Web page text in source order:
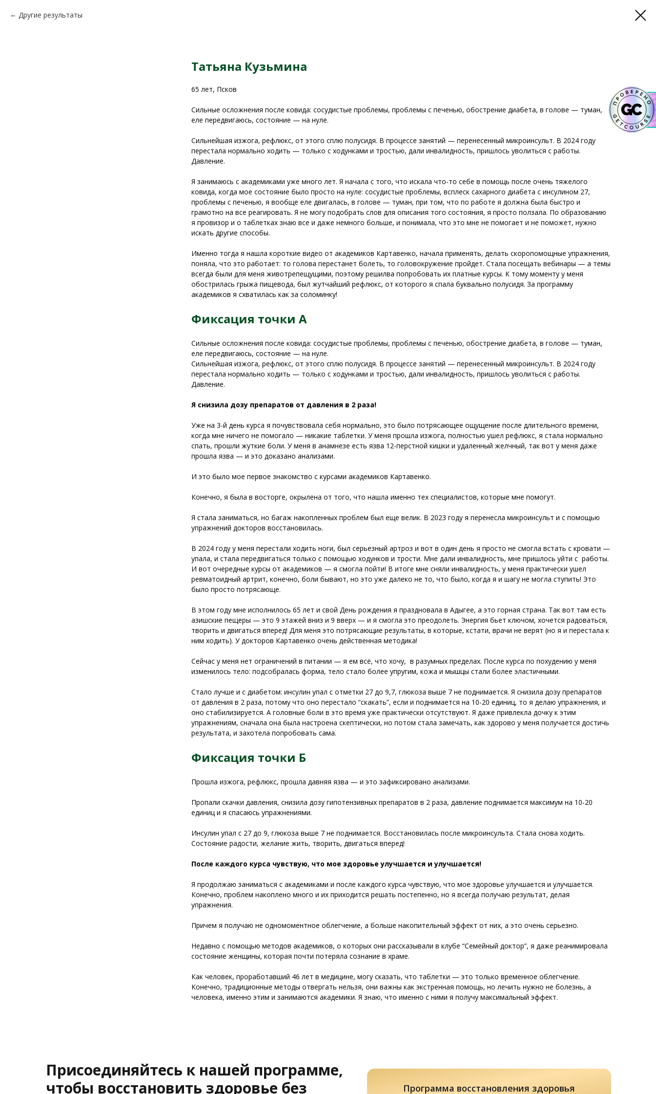
Другие результаты
Татьяна Кузьмина
65 лет, Псков
Сильные осложнения после ковида: сосудистые проблемы, проблемы с печенью, обострение диабета, в голове — туман,
еле передвигаюсь, состояние — на нуле.
Сильнейшая изжога, рефлюкс, от этого сплю полусидя. В процессе занятий — перенесенный микроинсульт. В 2024 году
перестала нормально ходить — только с ходунками и тростью, дали инвалидность, пришлось уволиться с работы.
Давление.
Я занимаюсь с академиками уже много лет. Я начала с того, что искала что-то себе в помощь после очень тяжелого
ковида, когда мое состояние было просто на нуле: сосудистые проблемы, всплеск сахарного диабета с инсулином 27,
проблемы с печенью, я вообще еле двигалась, в голове — туман, при том, что по работе я должна была быстро и
грамотно на все реагировать. Я не могу подобрать слов для описания того состояния, я просто ползала. По образованию
я провизор и о таблетках знаю все и даже немного больше, и понимала, что это мне не помогает и не поможет, нужно
искать другие способы.
Именно тогда я нашла короткие видео от академиков Картавенко, начала применять, делать скоропомощные упражнения,
поняла, что это работает: то голова перестанет болеть, то головокружение пройдет. Стала посещать вебинары — а темы
всегда были для меня животрепещущими, поэтому решилва попробовать их платные курсы. К тому моменту у меня
обострилась грыжа пищевода, был жутчайший рефлюкс, от которого я спала буквально полусидя. За программу
академиков я схватилась как за соломинку!
Фиксация точки А
Сильные осложнения после ковида: сосудистые проблемы, проблемы с печенью, обострение диабета, в голове — туман,
еле передвигаюсь, состояние — на нуле.
Сильнейшая изжога, рефлюкс, от этого сплю полусидя. В процессе занятий — перенесенный микроинсульт. В 2024 году
перестала нормально ходить — только с ходунками и тростью, дали инвалидность, пришлось уволиться с работы.
Давление.
Я снизила дозу препаратов от давления в 2 раза!
Уже на 3-й день курса я почувствовала себя нормально, это было потрясающее ощущение после длительного времени,
когда мне ничего не помогало — никакие таблетки. У меня прошла изжога, полностью ушел рефлюкс, я стала нормально
спать, прошли жуткие боли. У меня в анамнезе есть язва 12-перстной кишки и удаленный желчный, так вот у меня даже
прошла язва — и это доказано анализами.
И это было мое первое знакомство с курсами академиков Картавенко.
Конечно, я была в восторге, окрылена от того, что нашла именно тех специалистов, которые мне помогут.
Я стала заниматься, но багаж накопленных проблем был еще велик. В 2023 году я перенесла микроинсульт и с помощью
упражнений докторов восстановилась.
В 2024 году у меня перестали ходить ноги, был серьезный артроз и вот в один день я просто не смогла встать с кровати —
упала, и стала передвигаться только с помощью ходунков и трости. Мне дали инвалидность, мне пришлось уйти с работы.
И вот очередные курсы от академиков — я смогла пойти! В итоге мне сняли инвалидность, у меня практически ушел
ревматоидный артрит, конечно, боли бывают, но это уже далеко не то, что было, когда я и шагу не могла ступить! Это
было просто потрясающе.
В этом году мне исполнилось 65 лет и свой День рождения я праздновала в Адыгее, а это горная страна. Так вот там есть
азишские пещеры — это 9 этажей вниз и 9 вверх — и я смогла это преодолеть. Энергия бьет ключом, хочется радоваться,
творить и двигаться вперед! Для меня это потрясающие результаты, в которые, кстати, врачи не верят (но я и перестала к
ним ходить). У докторов Картавенко очень действенная методика!
Сейчас у меня нет ограничений в питании — я ем всё, что хочу, в разумных пределах. После курса по похудению у меня
изменилось тело: подсобралась форма, тело стало более упругим, кожа и мышцы стали более эластичными.
Стало лучше и с диабетом: инсулин упал с отметки 27 до 9,7, глюкоза выше 7 не поднимается. Я снизила дозу препаратов
от давления в 2 раза, потому что оно перестало “скакать”, если и поднимается на 10-20 единиц, то я делаю упражнения, и
оно стабилизируется. А головные боли в это время уже практически отсутствуют. Я даже привлекла дочку к этим
упражнениям, сначала она была настроена скептически, но потом стала замечать, как здорово у меня получается достичь
результата, и захотела попробовать сама.
Фиксация точки Б
Прошла изжога, рефлюкс, прошла давняя язва — и это зафиксировано анализами.
Пропали скачки давления, снизила дозу гипотензивных препаратов в 2 раза, давление поднимается максимум на 10-20
единиц и я спасаюсь упражнениями.
Инсулин упал с 27 до 9, глюкоза выше 7 не поднимается. Восстановилась после микроинсульта. Стала снова ходить.
Состояние радости, желание жить, творить, двигаться вперед!
После каждого курса чувствую, что мое здоровье улучшается и улучшается!
Я продолжаю заниматься с академиками и после каждого курса чувствую, что мое здоровье улучшается и улучшается.
Конечно, проблем накоплено много и их приходится решать постепенно, но я всегда получаю результат, делая
упражнения.
Причем я получаю не одномоментное облегчение, а больше накопительный эффект от них, а это очень серьезно.
Недавно с помощью методов академиков, о которых они рассказывали в клубе “Семейный доктор”, я даже реанимировала
состояние женщины, которая почти потеряла сознание в храме.
Как человек, проработавший 46 лет в медицине, могу сказать, что таблетки — это только временное облегчение.
Конечно, традиционные методы отвергать нельзя, они важны как экстренная помощь, но лечить нужно не болезнь, а
человека, именно этим и занимаются академики. Я знаю, что именно с ними я получу максимальный эффект.
Присоединяйтесь к нашей программе,
чтобы восстановить здоровье без
Программа восстановления здоровья